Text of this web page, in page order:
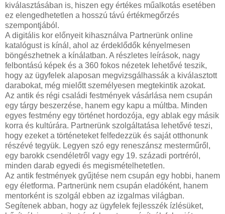
kiválasztásában is, hiszen egy értékes műalkotás esetében
ez elengedhetetlen a hosszú távú értékmegőrzés
szempontjából.
A digitális kor előnyeit kihasználva Partnerünk online
katalógust is kínál, ahol az érdeklődők kényelmesen
böngészhetnek a kínálatban. A részletes leírások, nagy
felbontású képek és a 360 fokos nézetek lehetővé teszik,
hogy az ügyfelek alaposan megvizsgálhassák a kiválasztott
darabokat, még mielőtt személyesen megtekintik azokat.
Az antik és régi családi festmények vásárlása nem csupán
egy tárgy beszerzése, hanem egy kapu a múltba. Minden
egyes festmény egy történet hordozója, egy ablak egy másik
korra és kultúrára. Partnerünk szolgáltatása lehetővé teszi,
hogy ezeket a történeteket felfedezzük és saját otthonunk
részévé tegyük. Legyen szó egy reneszánsz mesterműről,
egy barokk csendéletről vagy egy 19. századi portréról,
minden darab egyedi és megismételhetetlen.
Az antik festmények gyűjtése nem csupán egy hobbi, hanem
egy életforma. Partnerünk nem csupán eladóként, hanem
mentorként is szolgál ebben az izgalmas világban.
Segítenek abban, hogy az ügyfelek fejlesszék ízlésüket,